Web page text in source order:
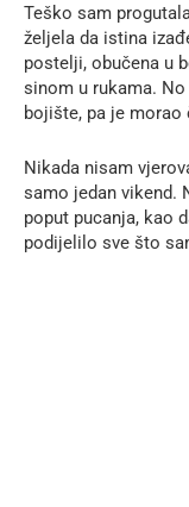
Teško sam
željela da istina
postelji, obučena u
sinom u rukama.
bojište, pa je morao
Nikada nisam
samo jedan vikend.
poput pucanja, kao
podijelilo sve što